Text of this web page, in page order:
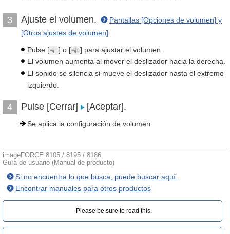
3 Ajuste el volumen.
Pantallas [Opciones de volumen] y
[Otros ajustes de volumen]
Pulse [ ] o [
] para ajustar el volumen.
El volumen aumenta al mover el deslizador hacia la derecha.
El sonido se silencia si mueve el deslizador hasta el extremo
izquierdo.
4 Pulse [Cerrar] [Aceptar].
Se aplica la configuración de volumen.
imageFORCE 8105 / 8195 / 8186
Guía de usuario (Manual de producto)
Si no encuentra lo que busca, puede buscar aquí.
Encontrar manuales para otros productos
Please be sure to read this.‎